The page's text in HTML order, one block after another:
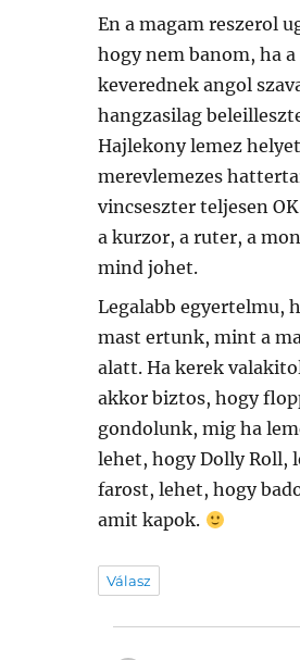
En a magam reszerol
hogy nem banom, ha
keverednek angol
hangzasilag
Hajlekony lemez
merevlemezes
vincseszter teljesen
a kurzor, a ruter, a
mind johet.
Legalabb egyertelmu,
mast ertunk, mint a
alatt. Ha kerek
akkor biztos, hogy
gondolunk, mig ha
lehet, hogy Dolly Roll,
farost, lehet, hogy
amit kapok.
Válasz